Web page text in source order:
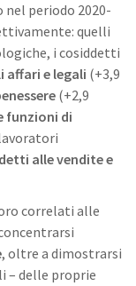
periodo 2020-
quelli
i cosiddetti
affari e legali (+3,9
(+2,9
funzioni di
alle vendite e
correlati alle
, oltre a dimostrarsi
– delle proprie